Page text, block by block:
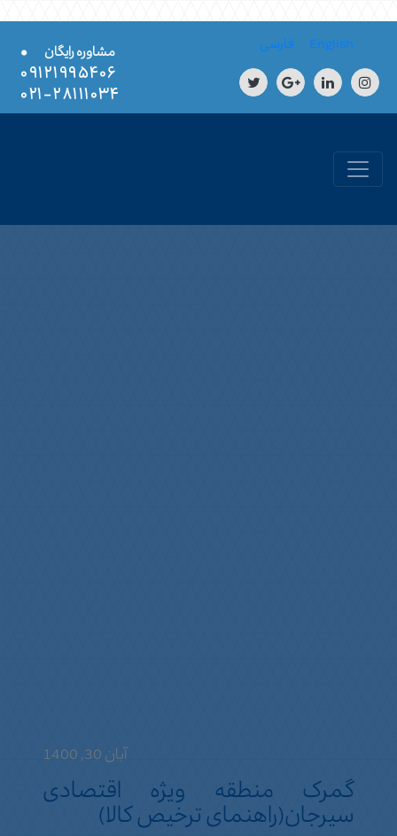
English فارسی مشاوره رایگان
•
۰۹۱۲۱۹۹۵۴۰۶
۲۸۱۱۱۰۳۴-۰۲۱
آبان 30, 1400
گمرک منطقه ویژه اقتصادی
سیرجان(راهنمای ترخیص کالا)